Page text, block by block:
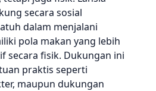
secara sosial
dalam menjalani
pola makan yang lebih
secara fisik. Dukungan ini
praktis seperti
maupun dukungan